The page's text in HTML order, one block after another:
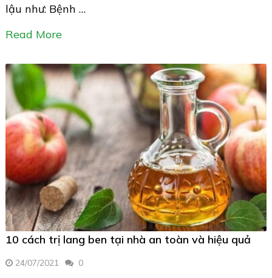
lậu như: Bệnh …
Read More
10 cách trị lang ben tại nhà an toàn và hiệu quả
24/07/2021 0